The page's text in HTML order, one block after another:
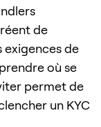
de
exigences de
où se
permet de
un KYC